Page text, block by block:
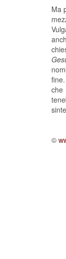
Ma
che
©